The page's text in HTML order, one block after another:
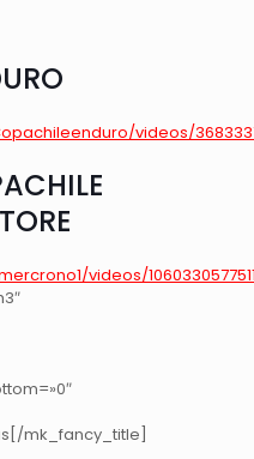
videos/
videos/
mk_fancy_title]